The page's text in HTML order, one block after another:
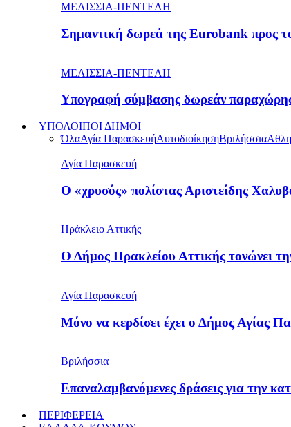
ΜΕΛΙΣΣΙΑ-ΠΕΝΤΕΛΗ
Σημαντική δωρεά της Eurobank προς
ΜΕΛΙΣΣΙΑ-ΠΕΝΤΕΛΗ
Υπογραφή σύμβασης δωρεάν
ΥΠΟΛΟΙΠΟΙ ΔΗΜΟΙ
ΌλαΑγία ΠαρασκευήΑυτοδιοίκησηΒριλήσσια
Αγία Παρασκευή
Ο «χρυσός» πολίστας Αριστείδης
Ηράκλειο Αττικής
Ο Δήμος Ηρακλείου Αττικής τονώνει
Αγία Παρασκευή
Μόνο να κερδίσει έχει ο Δήμος Αγίας
Βριλήσσια
Επαναλαμβανόμενες δράσεις για την
ΠΕΡΙΦΕΡΕΙΑ